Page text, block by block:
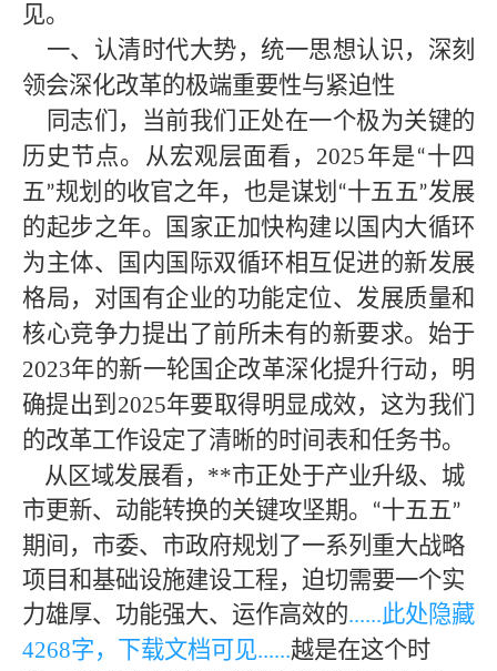
见。
一、认清时代大势，统一思想认识，深刻
领会深化改革的极端重要性与紧迫性
同志们，当前我们正处在一个极为关键的
历史节点。从宏观层面看， 2025年是“十四
五”规划的收官之年，也是谋划 “十五五”发展
的起步之年。国家正加快构建以国内大循环
为主体、国内国际双循环相互促进的新发展
格局，对国有企业的功能定位、发展质量和
核心竞争力提出了前所未有的新要求。始于
2023年的新一轮国企改革深化提升行动，明
确提出到2025年要取得明显成效，这为我们
的改革工作设定了清晰的时间表和任务书。
从区域发展看，**市正处于产业升级、城
市更新、动能转换的关键攻坚期。
“十五五”
期间，市委、市政府规划了一系列重大战略
项目和基础设施建设工程，迫切需要一个实
力雄厚、功能强大、运作高效的......此处隐藏
4268字，下载文档可见......越是在这个时